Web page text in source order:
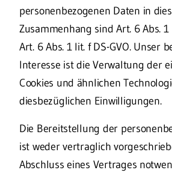
personenbezogenen Daten in
Zusammenhang sind Art. 6 Abs. 1
Art. 6 Abs. 1 lit. f DS-GVO. Unser
Interesse ist die Verwaltung der
Cookies und ähnlichen
diesbezüglichen Einwilligungen.
Die Bereitstellung der
ist weder vertraglich
Abschluss eines Vertrages